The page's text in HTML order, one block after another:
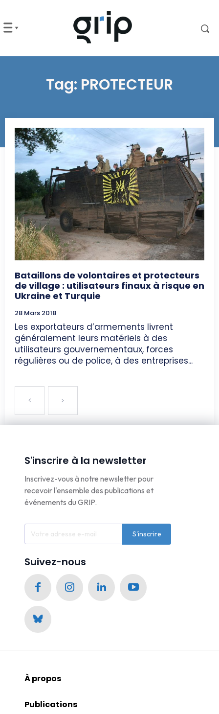
Tag: PROTECTEUR
Bataillons de volontaires et protecteurs
de village : utilisateurs finaux à risque en
Ukraine et Turquie
28 Mars 2018
Les exportateurs d’armements livrent
généralement leurs matériels à des
utilisateurs gouvernementaux, forces
régulières ou de police, à des entreprises...
S'inscrire à la newsletter
Inscrivez-vous à notre newsletter pour
recevoir l'ensemble des publications et
événements du GRIP.
S'inscrire
Suivez-nous
À propos
Publications